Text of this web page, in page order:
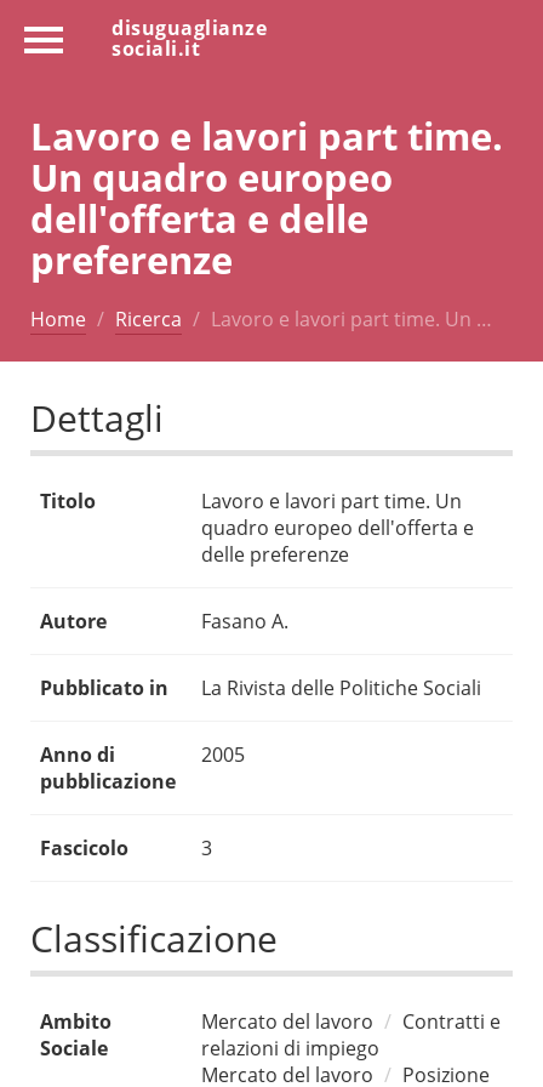
disuguaglianze
sociali.it
Lavoro e lavori part time.
Un quadro europeo
dell'offerta e delle
preferenze
Home Ricerca Lavoro e lavori part time. Un …
Dettagli
Titolo
Lavoro e lavori part time. Un
quadro europeo dell'offerta e
delle preferenze
Autore Fasano A.
Pubblicato in La Rivista delle Politiche Sociali
Anno di
pubblicazione
2005
Fascicolo 3
Classificazione
Ambito
Sociale
Mercato del lavoro
Contratti e
relazioni di impiego
Mercato del lavoro
Posizione